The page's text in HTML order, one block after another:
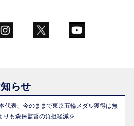
らせ
代表、今のままで東京五輪メダル獲得は無
りも森保監督の負担軽減を